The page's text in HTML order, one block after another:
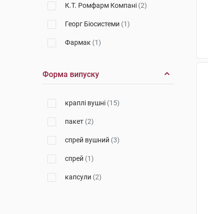
К.Т. Ромфарм Компані (2)
Георг Біосистеми (1)
Фармак (1)
Аркона(1)
Форма випуску
краплі вушні (15)
пакет (2)
спрей вушний (3)
спрей (1)
капсули (2)